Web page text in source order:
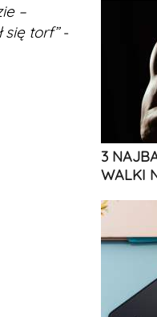
–
się torf”-
3
WALKI